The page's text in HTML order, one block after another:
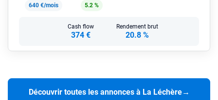
640 €/mois
5.2 %
Cash flow
374 €
Rendement brut
20.8 %
Découvrir toutes les annonces à La Léchère→